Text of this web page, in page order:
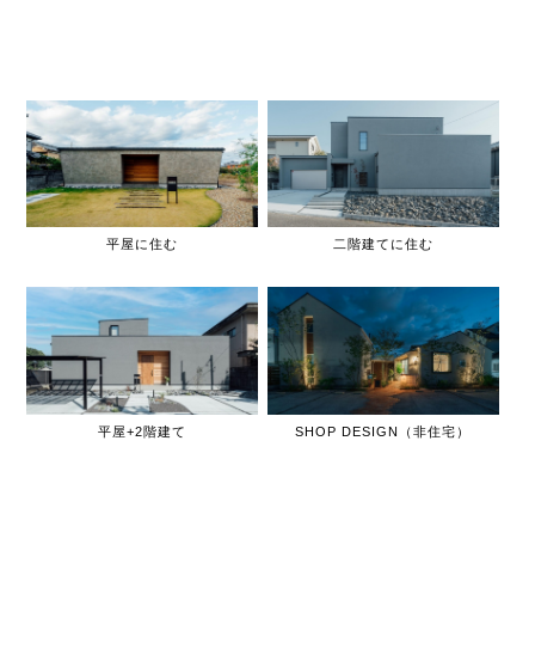
平屋に住む 二階建てに住む
平屋+2階建て SHOP DESIGN（非住宅）